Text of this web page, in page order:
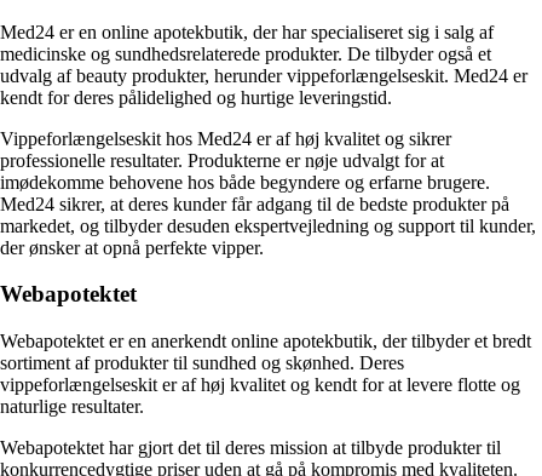
Med24 er en online apotekbutik, der har specialiseret sig i salg af
medicinske og sundhedsrelaterede produkter. De tilbyder også et
udvalg af beauty produkter, herunder vippeforlængelseskit. Med24 er
kendt for deres pålidelighed og hurtige leveringstid.
Vippeforlængelseskit hos Med24 er af høj kvalitet og sikrer
professionelle resultater. Produkterne er nøje udvalgt for at
imødekomme behovene hos både begyndere og erfarne brugere.
Med24 sikrer, at deres kunder får adgang til de bedste produkter på
markedet, og tilbyder desuden ekspertvejledning og support til kunder,
der ønsker at opnå perfekte vipper.
Webapotektet
Webapotektet er en anerkendt online apotekbutik, der tilbyder et bredt
sortiment af produkter til sundhed og skønhed. Deres
vippeforlængelseskit er af høj kvalitet og kendt for at levere flotte og
naturlige resultater.
Webapotektet har gjort det til deres mission at tilbyde produkter til
konkurrencedygtige priser uden at gå på kompromis med kvaliteten.